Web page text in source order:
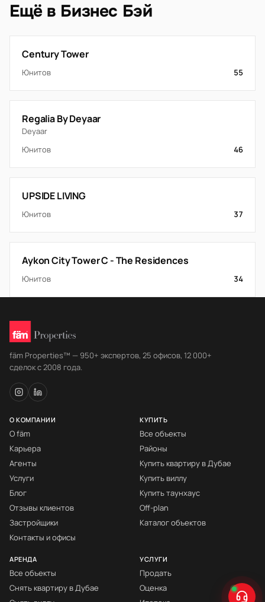
Ещё в Бизнес Бэй
Century Tower
Юнитов 55
Regalia By Deyaar
Deyaar
Юнитов
46
UPSIDE LIVING
Юнитов 37
Aykon City Tower C - The Residences
Юнитов 34
fäm Properties™ — 950+ экспертов, 25 офисов, 12 000+
сделок с 2008 года.
О КОМПАНИИ
О fäm
Карьера
Агенты
Услуги
Блог
Отзывы клиентов
Застройщики
Контакты и офисы
КУПИТЬ
Все объекты
Районы
Купить квартиру в Дубае
Купить виллу
Купить таунхаус
Off-plan
Каталог объектов
АРЕНДА
Все объекты
Снять квартиру в Дубае
УСЛУГИ
Продать
Оценка